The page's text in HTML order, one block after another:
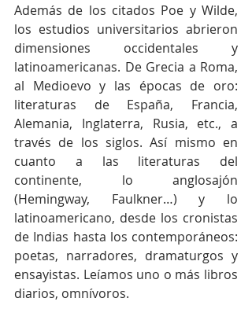
Además de los citados Poe y Wilde,
los estudios universitarios abrieron
dimensiones occidentales y
latinoamericanas. De Grecia a Roma,
al Medioevo y las épocas de oro:
literaturas de España, Francia,
Alemania, Inglaterra, Rusia, etc., a
través de los siglos. Así mismo en
cuanto a las literaturas del
continente, lo anglosajón
(Hemingway, Faulkner…) y lo
latinoamericano, desde los cronistas
de Indias hasta los contemporáneos:
poetas, narradores, dramaturgos y
ensayistas. Leíamos uno o más libros
diarios, omnívoros.